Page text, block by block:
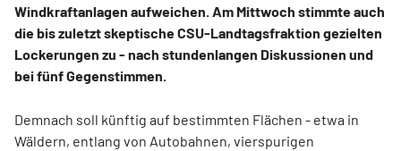
Windkraftanlagen aufweichen. Am Mittwoch stimmte auch
die bis zuletzt skeptische CSU-Landtagsfraktion gezielten
Lockerungen zu - nach stundenlangen Diskussionen und
bei fünf Gegenstimmen.
Demnach soll künftig auf bestimmten Flächen - etwa in
Wäldern, entlang von Autobahnen, vierspurigen